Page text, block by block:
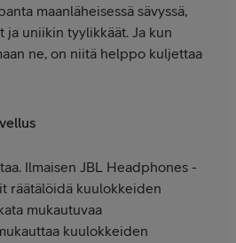
maanläheisessä sävyssä,
ja uniikin tyylikkäät. Ja kun
ne, on niitä helppo kuljettaa
Ilmaisen JBL Headphones -
räätälöidä kuulokkeiden
mukautuvaa
kuulokkeiden